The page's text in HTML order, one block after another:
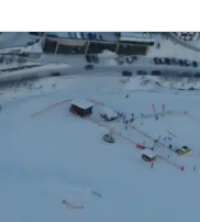
Samnaun
sikrer
skibakker